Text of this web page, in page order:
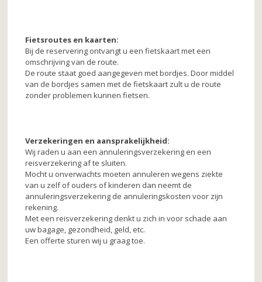
Fietsroutes en kaarten:
Bij de reservering ontvangt u een fietskaart met een
omschrijving van de route.
De route staat goed aangegeven met bordjes. Door middel
van de bordjes samen met de fietskaart zult u de route
zonder problemen kunnen fietsen.
Verzekeringen en aansprakelijkheid:
Wij raden u aan een annuleringsverzekering en een
reisverzekering af te sluiten.
Mocht u onverwachts moeten annuleren wegens ziekte
van u zelf of ouders of kinderen dan neemt de
annuleringsverzekering de annuleringskosten voor zijn
rekening.
Met een reisverzekering denkt u zich in voor schade aan
uw bagage, gezondheid, geld, etc.
Een offerte sturen wij u graag toe.